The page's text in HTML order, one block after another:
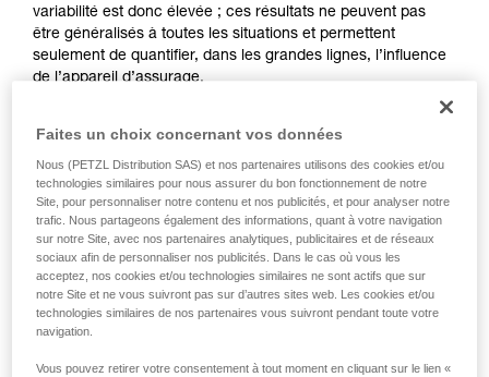
variabilité est donc élevée ; ces résultats ne peuvent pas
être généralisés à toutes les situations et permettent
seulement de quantifier, dans les grandes lignes, l’influence
de l’appareil d’assurage.
Faites un choix concernant vos données
Nous (PETZL Distribution SAS) et nos partenaires utilisons des cookies et/ou
technologies similaires pour nous assurer du bon fonctionnement de notre
Site, pour personnaliser notre contenu et nos publicités, et pour analyser notre
trafic. Nous partageons également des informations, quant à votre navigation
sur notre Site, avec nos partenaires analytiques, publicitaires et de réseaux
sociaux afin de personnaliser nos publicités. Dans le cas où vous les
acceptez, nos cookies et/ou technologies similaires ne sont actifs que sur
notre Site et ne vous suivront pas sur d’autres sites web. Les cookies et/ou
technologies similaires de nos partenaires vous suivront pendant toute votre
navigation.
Vous pouvez retirer votre consentement à tout moment en cliquant sur le lien «